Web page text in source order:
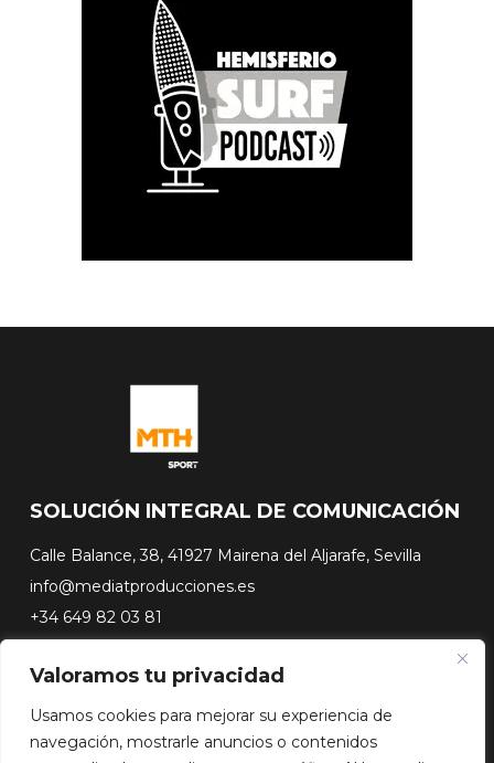
Valoramos tu privacidad
Usamos cookies para mejorar su experiencia de
navegación, mostrarle anuncios o contenidos
SOLUCIÓN INTEGRAL DE COMUNICACIÓN
Calle Balance, 38, 41927 Mairena del Aljarafe, Sevilla
info@mediatproducciones.es
+34 649 82 03 81
#FLASHSURFING
#CONEXIONSURFING
A CONTRA PICO